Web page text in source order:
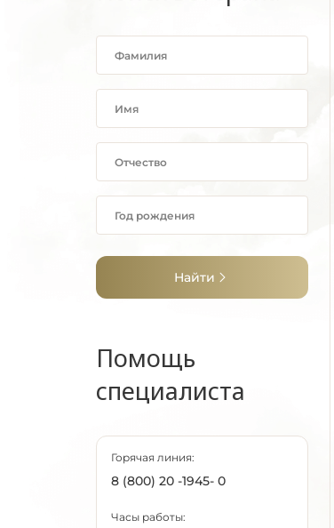
Найти
Помощь
специалиста
Горячая линия:
8 (800) 20 -1945- 0
Часы работы: